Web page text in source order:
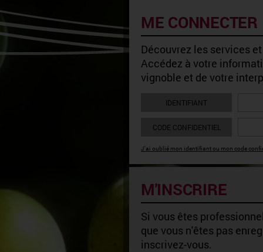
ME CONNECTER
Découvrez les services
Accédez à votre
vignoble et de votre
IDENTIFIANT
CODE CONFIDENTIEL
J'ai oublié mon identifiant ou mon code
M'INSCRIRE
Si vous êtes
que vous n'êtes pas
inscrivez-vous.